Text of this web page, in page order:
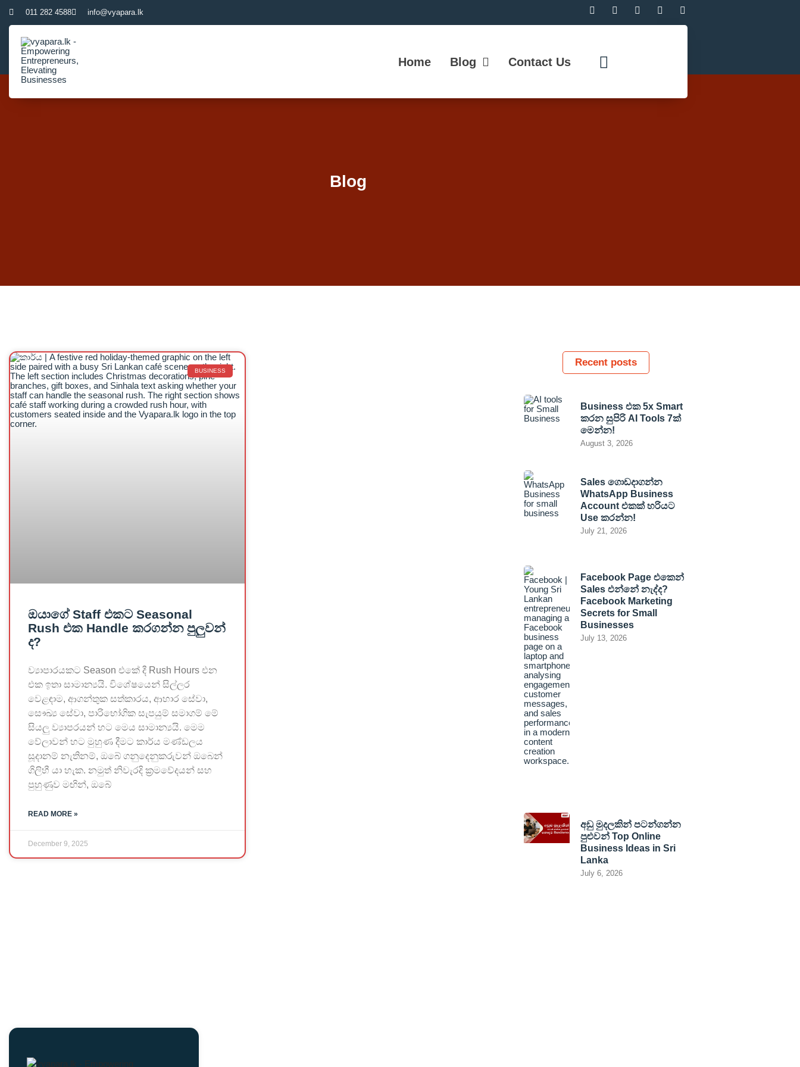
011 282 4588 info@vyapara.lk
Home Blog Contact Us
Blog
BUSINESS
ඔයාගේ Staff එකට Seasonal
Rush එක Handle කරගන්න පුලුවන්
ද?
ව්‍යාපාරයකට Season එකේ දී Rush Hours එන
එක ඉතා සාමාන්‍යයි. විශේෂයෙන් සිල්ලර
වෙළඳාම, ආගන්තුක සත්කාරය, ආහාර සේවා,
සෞඛ්‍ය සේවා, පාරිභෝගික සැපයුම් සමාගම් මේ
සියලු ව්‍යාපරයන් හට මෙය සාමාන්‍යයි. මෙම
වේලාවන් හට මුහුණ දීමට කාර්ය මණ්ඩලය
සූදානම් නැතිනම්, ඔබේ ගනුදෙනුකරුවන් ඔබෙන්
ගිලිහී යා හැක. නමුත් නිවැරදි ක්‍රමවේදයන් සහ
පුහුණුව මඟින්, ඔබේ
READ MORE »
December 9, 2025
Recent posts
Business එක 5x Smart
කරන සුපිරි AI Tools 7ක්
මෙන්න!
August 3, 2026
Sales ගොඩදාගන්න
WhatsApp Business
Account එකක් හරියට
Use කරන්න!
July 21, 2026
Facebook Page එකෙන්
Sales එන්නේ නැද්ද?
Facebook Marketing
Secrets for Small
Businesses
July 13, 2026
අඩු මුදලකින් පටන්ගන්න
පුළුවන් Top Online
Business Ideas in Sri
Lanka
July 6, 2026